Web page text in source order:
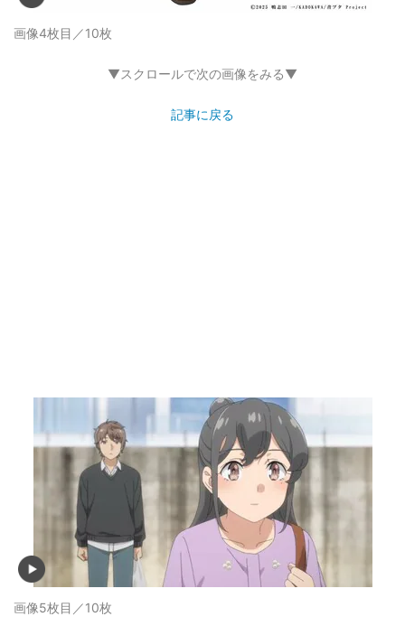
画像4枚目／10枚
▼スクロールで次の画像をみる▼
記事に戻る
画像5枚目／10枚